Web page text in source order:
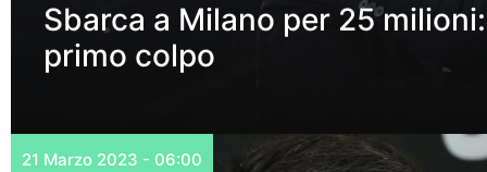
Sbarca a Milano per 25
primo colpo
21 Marzo 2023 - 06:00